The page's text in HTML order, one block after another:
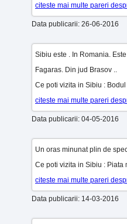
citeste mai multe pareri
Data publicarii: 26-06-2016
Sibiu este . In Romania.
Fagaras. Din jud Brasov ..
Ce poti vizita in Sibiu :
citeste mai multe pareri
Data publicarii: 04-05-2016
Un oras minunat plin de
Ce poti vizita in Sibiu :
citeste mai multe pareri
Data publicarii: 14-03-2016